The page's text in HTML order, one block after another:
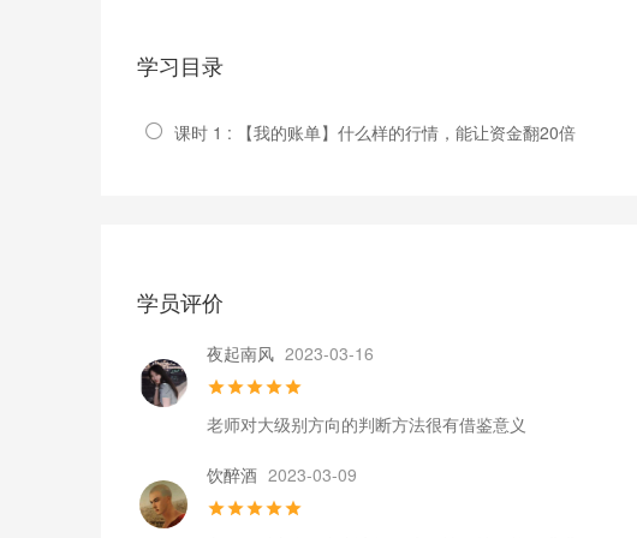
学习目录
课时 1 : 【我的账单】什么样的行情，能让资金翻20倍
学员评价
夜起南风 2023-03-16
老师对大级别方向的判断方法很有借鉴意义
饮醉酒 2023-03-09